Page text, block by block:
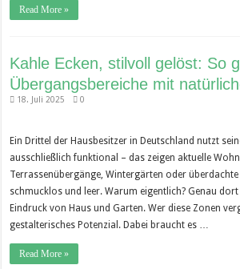
Read More »
Kahle Ecken, stilvoll gelöst: So
Übergangsbereiche mit
18. Juli 2025 0
Ein Drittel der Hausbesitzer in Deutschland nutzt
ausschließlich funktional – das zeigen aktuelle
Terrassenübergänge, Wintergärten oder
schmucklos und leer. Warum eigentlich? Genau
Eindruck von Haus und Garten. Wer diese Zonen
gestalterisches Potenzial. Dabei braucht es …
Read More »